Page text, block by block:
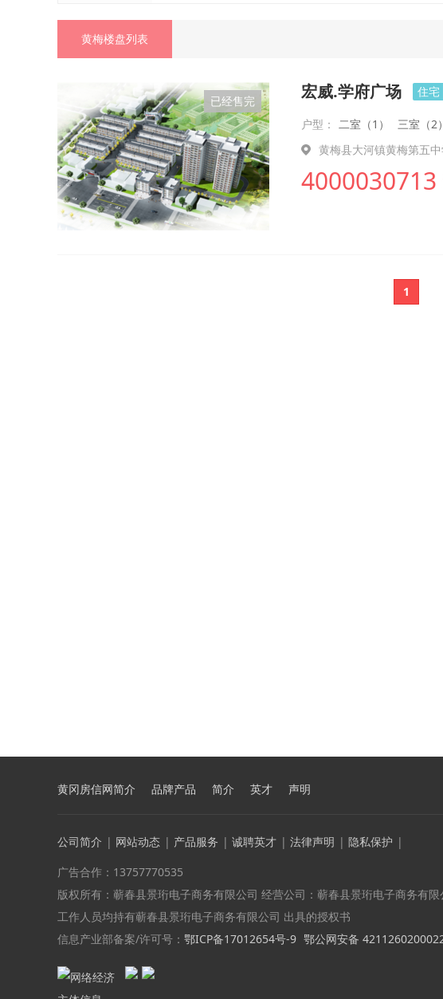
黄梅楼盘列表
已经售完 宏威.学府广场 住宅
户型： 二室（1）
三室（2）
黄梅县大河镇黄梅第五
1
黄冈房信网简介 品牌产品 简介 英才 声明
公司简介 | 网站动态 | 产品服务 | 诚聘英才 | 法律声明 | 隐私保护 |
广告合作：13757770535
版权所有：蕲春县景珩电子商务有限公司 经营公司：蕲春县景珩电子商务有
工作人员均持有蕲春县景珩电子商务有限公司 出具的授权书
信息产业部备案/许可号： 鄂ICP备17012654号-9 鄂公网安备